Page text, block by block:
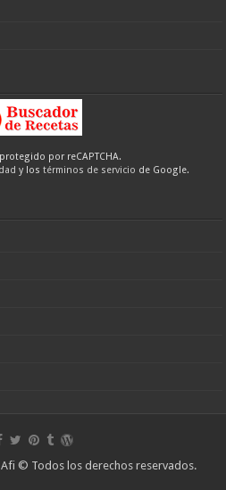
por reCAPTCHA.
y los términos de servicio de Google.
© Todos los derechos reservados.